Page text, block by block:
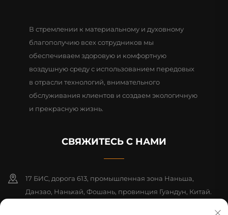
В стремлении к материальному и духовному
благополучию всех сотрудников мы
обеспечиваем здоровую и комфортную
воздушную среду с использованием передовых
в отрасли технологий, внимательного
обслуживания клиентов и создаем экологичную
и прекрасную жизнь.
СВЯЖИТЕСЬ С НАМИ
17 БИС, дорога 613, промышленная зона Наньша,
Данзао, Наньхай, Фошань, провинция Гуандун, Китай.